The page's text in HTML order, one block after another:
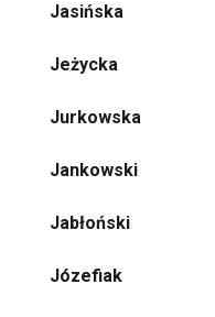
Jasińska
Jeżycka
Jurkowska
Jankowski
Jabłoński
Józefiak